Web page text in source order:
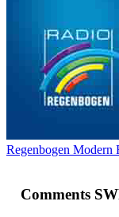
Regenbogen Modern
Comments